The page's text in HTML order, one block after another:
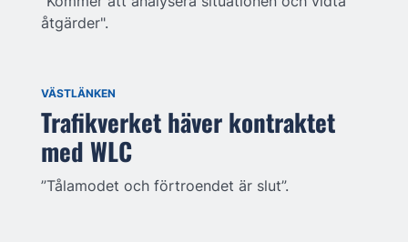
åtgärder".
VÄSTLÄNKEN
Trafikverket häver kontraktet
med WLC
”Tålamodet och förtroendet är slut”.